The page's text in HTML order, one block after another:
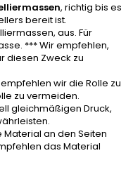
, richtig bis es
bereit ist.
aus. Für
*** Wir empfehlen,
diesen Zweck zu
wir die Rolle zu
zu vermeiden.
gleichmäßigen Druck,
an den Seiten
das Material